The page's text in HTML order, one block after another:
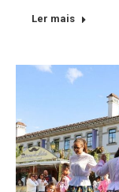
Ler mais